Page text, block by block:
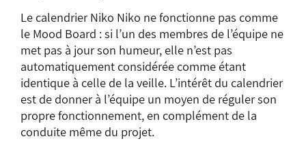
Le calendrier Niko Niko ne fonctionne pas comme
le Mood Board : si l’un des membres de l’équipe ne
met pas à jour son humeur, elle n’est pas
automatiquement considérée comme étant
identique à celle de la veille. L’intérêt du calendrier
est de donner à l’équipe un moyen de réguler son
propre fonctionnement, en complément de la
conduite même du projet.